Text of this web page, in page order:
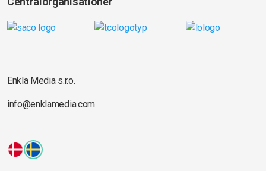
Enkla Media s.r.o.
info@enklamedia.com